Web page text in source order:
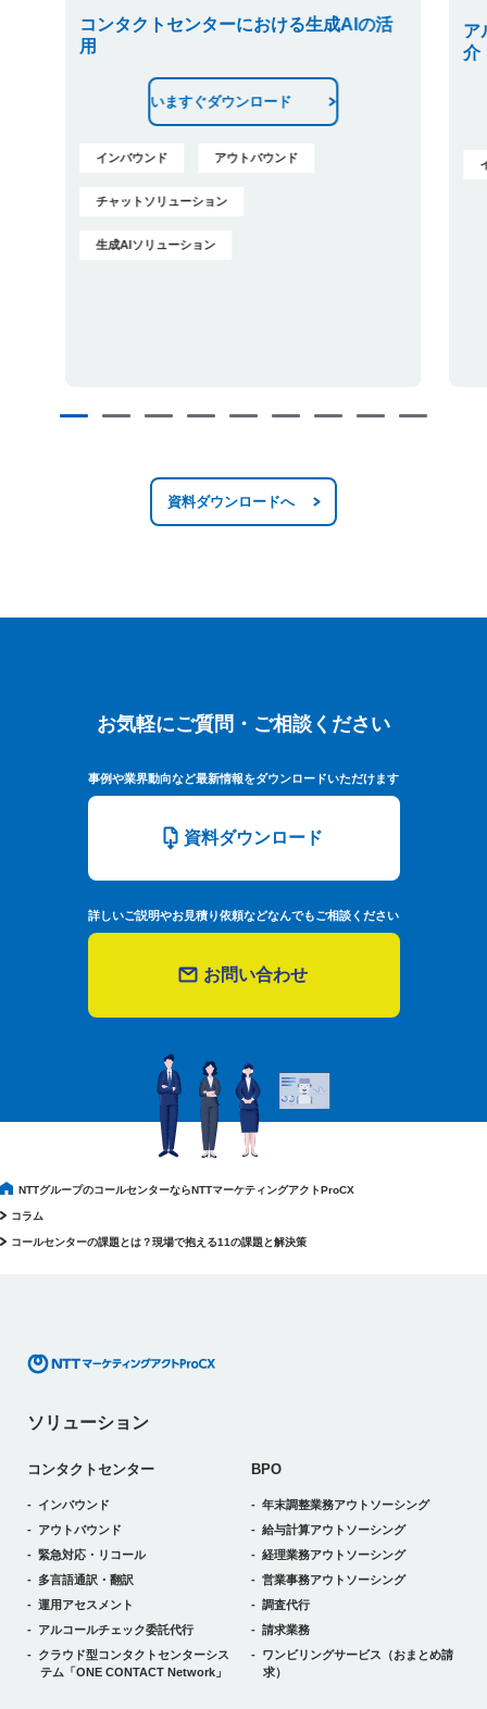
コンタクトセンターにおける生成AIの活
用
いますぐダウンロード
インバウンド アウトバウンド
チャットソリューション
生成AIソリューション
ア
介
資料ダウンロードへ
お気軽にご質問・ご相談ください
お気軽にご質問・ご相談ください
事例や業界動向など最新情報をダウンロードいただけます
資料ダウンロード
詳しいご説明やお見積り依頼などなんでもご相談ください
お問い合わせ
NTTグループのコールセンターならNTTマーケティングアクトProCX
コラム
コールセンターの課題とは？現場で抱える11の課題と解決策
ソリューション
コンタクトセンター
インバウンド
アウトバウンド
緊急対応・リコール
多言語通訳・翻訳
運用アセスメント
アルコールチェック委託代行
クラウド型コンタクトセンターシス
テム 「ONE CONTACT Network」
BPO
年末調整業務アウトソーシング
給与計算アウトソーシング
経理業務アウトソーシング
営業事務アウトソーシング
調査代行
請求業務
ワンビリングサービス （おまとめ請
求）